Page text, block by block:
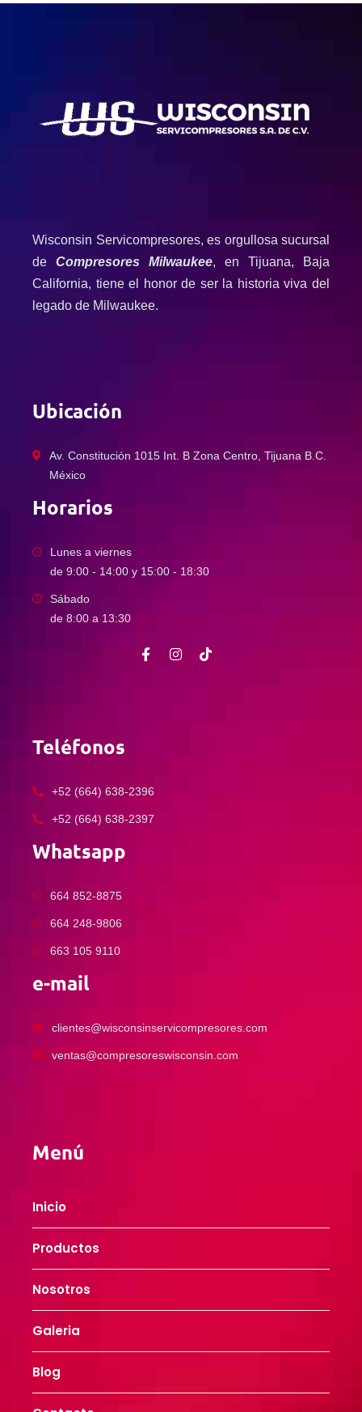
Wisconsin Servicompresores, es orgullosa sucursal
de Compresores Milwaukee, en Tijuana, Baja
California, tiene el honor de ser la historia viva del
legado de Milwaukee.
Ubicación
Av. Constitución 1015 Int. B Zona Centro, Tijuana B.C.
México
Horarios
Lunes a viernes
de 9:00 - 14:00 y 15:00 - 18:30
Sábado
de 8:00 a 13:30
Teléfonos
+52 (664) 638-2396
+52 (664) 638-2397
Whatsapp
664 852-8875
664 248-9806
663 105 9110
e-mail
clientes@wisconsinservicompresores.com
ventas@compresoreswisconsin.com
Menú
Inicio
Productos
Nosotros
Galeria
Blog